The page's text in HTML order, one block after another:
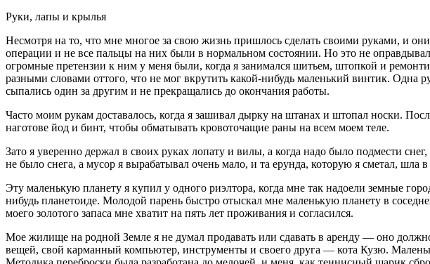
Руки, лапы и крылья
Несмотря на то, что мне многое за свою жизнь пришлось сделать своими руками, и
операции и не все пальцы на них были в нормальном состоянии. Но это не
огромные претензии к ним у меня были, когда я занимался шитьем, штопкой и
разными словами оттого, что не мог вкрутить какой-нибудь маленький винтик. Одна
сыпались один за другим и не прекращались до окончания работы.
Часто моим рукам доставалось, когда я зашивал дырку на штанах и штопал носки.
наготове йод и бинт, чтобы обматывать кровоточащие раны на всем моем теле.
Зато я уверенно держал в своих руках лопату и вилы, а когда надо было подмести
не было снега, а мусор я вырабатывал очень мало, и та ерунда, которую я сметал,
Эту маленькую планету я купил у одного риэлтора, когда мне так надоели земные
нибудь планетоиде. Молодой парень быстро отыскал мне маленькую планету в
моего золотого запаса мне хватит на пять лет проживания и согласился.
Мое жилище на родной Земле я не думал продавать или сдавать в аренду — оно
вещей, свой карманный компьютер, инструменты и своего друга — кота Кузю.